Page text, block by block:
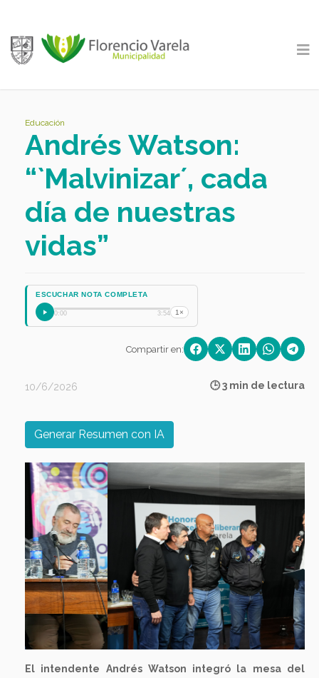
Educación
Andrés Watson:
“`Malvinizar´, cada
día de nuestras
vidas”
ESCUCHAR NOTA COMPLETA
0:00 3:54 1×
Compartir en:
10/6/2026 🕒 3 min de lectura
Generar Resumen con IA
Previous Next
El intendente Andrés Watson integró la mesa del